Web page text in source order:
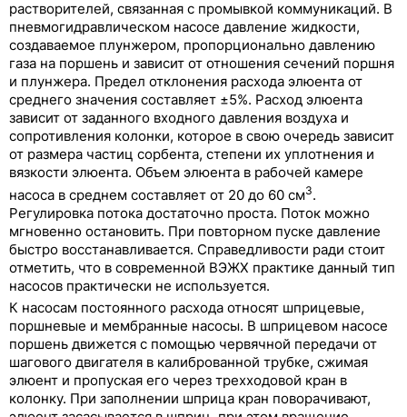
растворителей, связанная с промывкой коммуникаций. В
пневмогидравлическом насосе давление жидкости,
создаваемое плунжером, пропорционально давлению
газа на поршень и зависит от отношения сечений поршня
и плунжера. Предел отклонения расхода элюента от
среднего значения составляет ±5%. Расход элюента
зависит от заданного входного давления воздуха и
сопротивления колонки, которое в свою очередь зависит
от размера частиц сорбента, степени их уплотнения и
вязкости элюента. Объем элюента в рабочей камере
насоса в среднем составляет от 20 до 60 см3.
Регулировка потока достаточно проста. Поток можно
мгновенно остановить. При повторном пуске давление
быстро восстанавливается. Справедливости ради стоит
отметить, что в современной ВЭЖХ практике данный тип
насосов практически не используется.
К насосам постоянного расхода относят шприцевые,
поршневые и мембранные насосы. В шприцевом насосе
поршень движется с помощью червячной передачи от
шагового двигателя в калиброванной трубке, сжимая
элюент и пропуская его через трехходовой кран в
колонку. При заполнении шприца кран поворачивают,